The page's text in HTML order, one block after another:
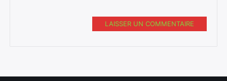
LAISSER UN COMMENTAIRE